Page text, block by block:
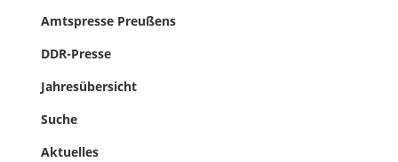
Amtspresse Preußens
DDR-Presse
Jahresübersicht
Suche
Aktuelles